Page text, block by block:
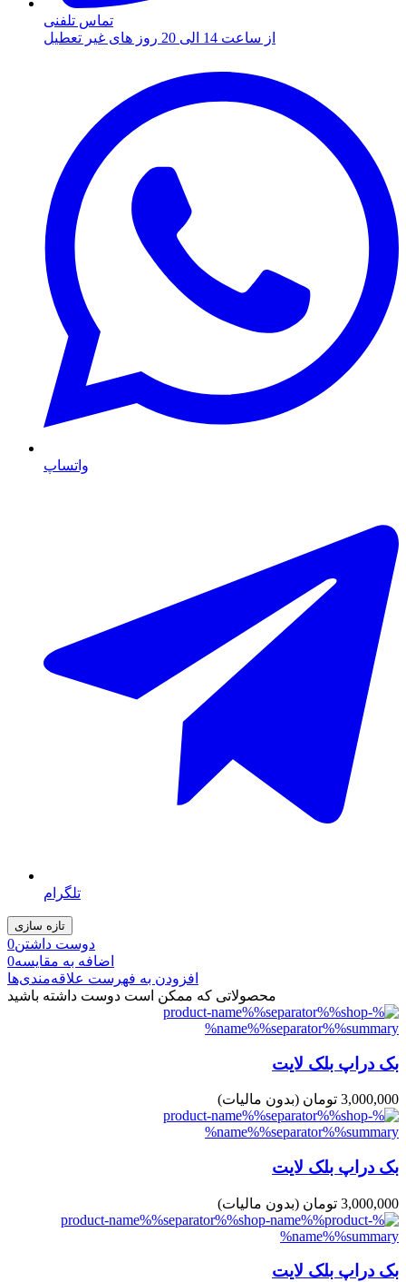
تماس تلفنی
از ساعت 14 الی 20 روز های غیر تعطیل
واتساپ
تلگرام
دوست داشتن0
اضافه به مقایسه0
افزودن به فهرست علاقه‌مندی‌ها
محصولاتی که ممکن است دوست داشته باشید
بک دراپ بلک لایت
3,000,000 تومان (بدون مالیات)
بک دراپ بلک لایت
3,000,000 تومان (بدون مالیات)
بک دراپ بلک لایت